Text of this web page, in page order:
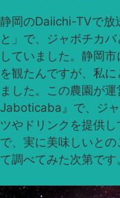
静岡のDaiichi-TVで放
と」で、ジャボチカ
していました。静岡
を観たんですが、私
ました。この農園が
Jaboticaba』で、ジ
ツやドリンクを提供
で、実に美味しいと
て調べてみた次第です